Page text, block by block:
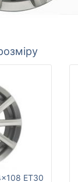
ET30